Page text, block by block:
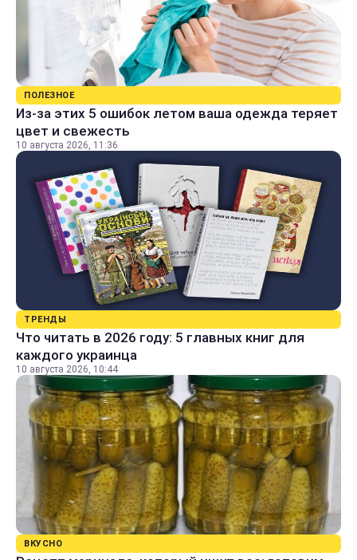
ПОЛЕЗНОЕ
Из-за этих 5 ошибок летом ваша одежда теряет
цвет и свежесть
10 августа 2026, 11:36
ТРЕНДЫ
Что читать в 2026 году: 5 главных книг для
каждого украинца
10 августа 2026, 10:44
ВКУСНО